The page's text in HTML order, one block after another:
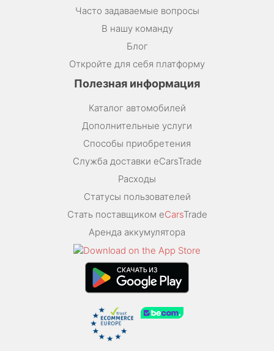
Часто задаваемые вопросы
В нашу команду
Блог
Откройте для себя платформу
Полезная информация
Каталог автомобилей
Дополнительные услуги
Способы приобретения
Служба доставки eCarsTrade
Расходы
Статусы пользователей
Стать поставщиком eCarsTrade
Аренда аккумулятора